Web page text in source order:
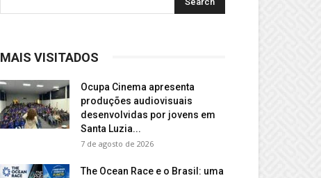
MAIS VISITADOS
Ocupa Cinema apresenta
produções audiovisuais
desenvolvidas por jovens em
Santa Luzia...
7 de agosto de 2026
The Ocean Race e o Brasil: uma